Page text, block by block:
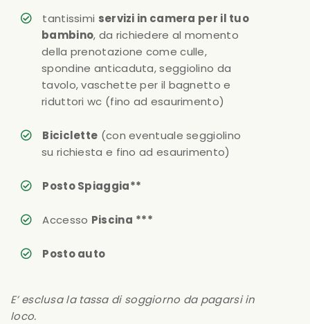
tantissimi servizi in camera per il tuo
bambino, da richiedere al momento
della prenotazione come culle,
spondine anticaduta, seggiolino da
tavolo, vaschette per il bagnetto e
riduttori wc (fino ad esaurimento)
Biciclette (con eventuale seggiolino
su richiesta e fino ad esaurimento)
Posto Spiaggia**
Accesso Piscina ***
Posto auto
E’ esclusa la tassa di soggiorno da pagarsi in
loco.